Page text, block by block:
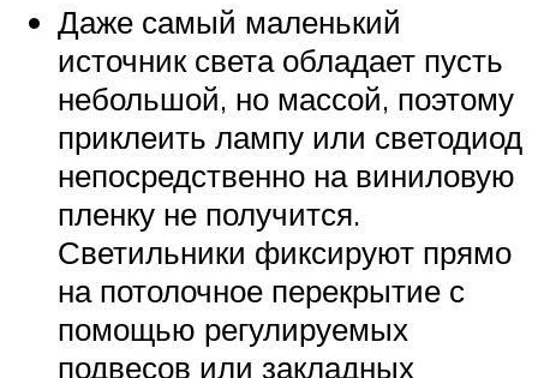
Даже самый маленький
источник света обладает пусть
небольшой, но массой, поэтому
приклеить лампу или светодиод
непосредственно на виниловую
пленку не получится.
Светильники фиксируют прямо
на потолочное перекрытие с
помощью регулируемых
подвесов или закладных